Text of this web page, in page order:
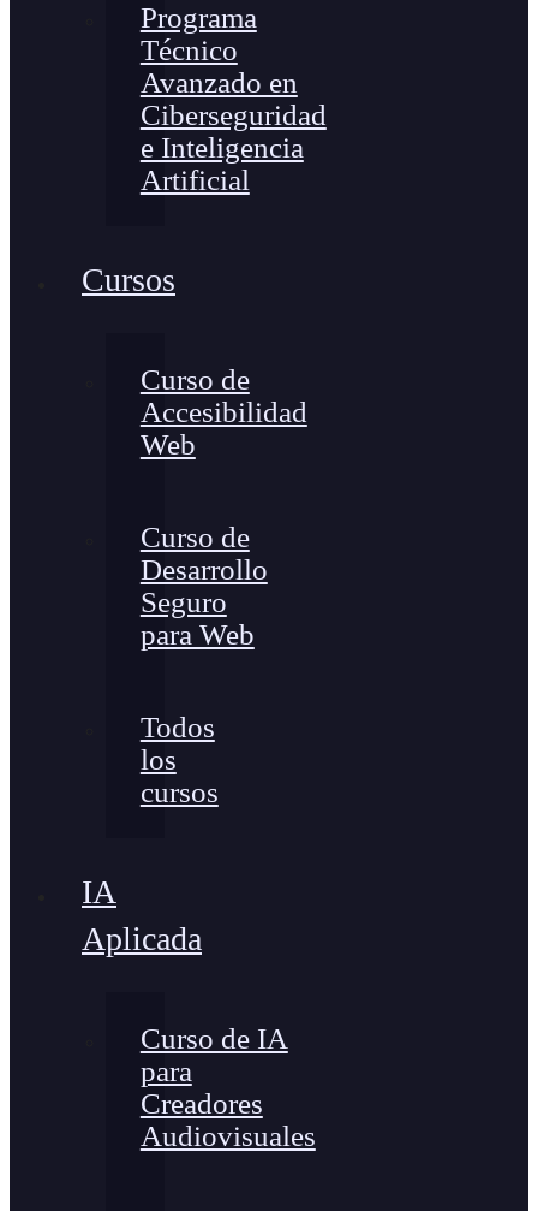
Programa
Técnico
Avanzado en
Ciberseguridad
e Inteligencia
Artificial
Cursos
Curso de
Accesibilidad
Web
Curso de
Desarrollo
Seguro
para Web
Todos
los
cursos
IA
Aplicada
Curso de IA
para
Creadores
Audiovisuales